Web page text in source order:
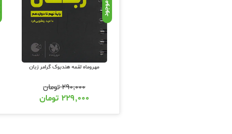
موجود
مهروماه لقمه هندبوک گرامر زبان
۲۹۰,۰۰۰تومان
۲۲۹,۰۰۰ تومان